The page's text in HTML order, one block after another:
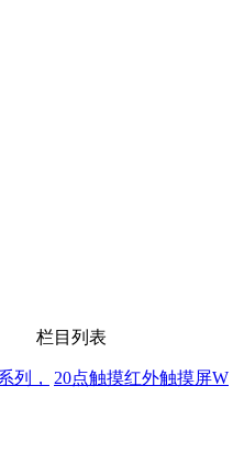
栏目列表
20点触摸红外触摸屏W